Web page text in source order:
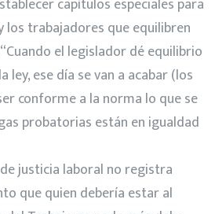
los trabajadores que equilibren
el legislador dé equilibrio
ley, ese día se van a acabar (los
conforme a la norma lo que se
probatorias están en igualdad
justicia laboral no registra
que quien debería estar al